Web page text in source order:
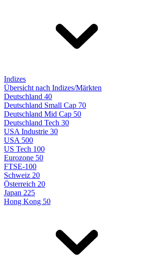
Indizes
Übersicht nach Indizes/Märkten
Deutschland 40
Deutschland Small Cap 70
Deutschland Mid Cap 50
Deutschland Tech 30
USA Industrie 30
USA 500
US Tech 100
Eurozone 50
FTSE-100
Schweiz 20
Österreich 20
Japan 225
Hong Kong 50